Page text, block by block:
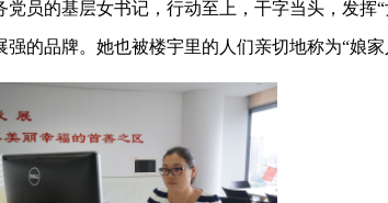
的基层女书记，行动至上，干字当头，发挥“
的品牌。她也被楼宇里的人们亲切地称为“娘家